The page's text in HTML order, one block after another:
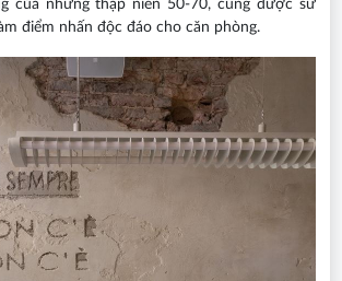
của những thập niên 50-70, cũng được sử
điểm nhấn độc đáo cho căn phòng.